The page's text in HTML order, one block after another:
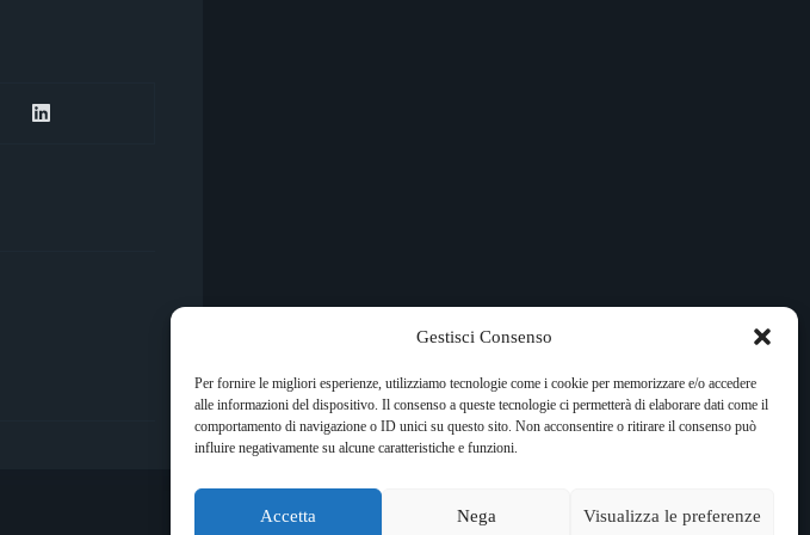
Gestisci Consenso
Per fornire le migliori esperienze, utilizziamo tecnologie come i cookie per memorizzare e/o accedere
alle informazioni del dispositivo. Il consenso a queste tecnologie ci permetterà di elaborare dati come il
comportamento di navigazione o ID unici su questo sito. Non acconsentire o ritirare il consenso può
influire negativamente su alcune caratteristiche e funzioni.
Accetta Nega Visualizza le preferenze